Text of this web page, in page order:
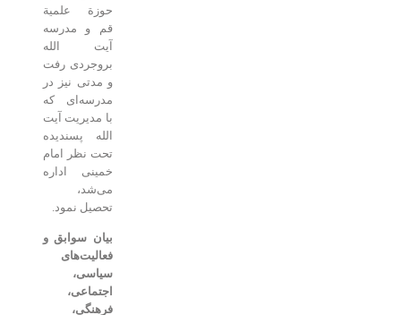
حوزة علمیة
قم و مدرسه
آیت الله
بروجردی رفت
و مدتی نیز در
مدرسه‌ای که
با مدیریت آیت
الله پسندیده
تحت نظر امام
خمینی اداره
تحصیل نمود.
بیان سوابق و
فعالیت‌های
سیاسی،
‌اجتماعی،‌
فرهنگی،‌